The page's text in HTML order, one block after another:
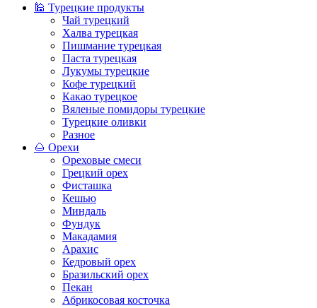
🕌 Турецкие продукты
Чай турецкий
Халва турецкая
Пишмание турецкая
Паста турецкая
Лукумы турецкие
Кофе турецкий
Какао турецкое
Вяленые помидоры турецкие
Турецкие оливки
Разное
🌰 Орехи
Ореховые смеси
Грецкий орех
Фисташка
Кешью
Миндаль
Фундук
Макадамия
Арахис
Кедровый орех
Бразильский орех
Пекан
Абрикосовая косточка